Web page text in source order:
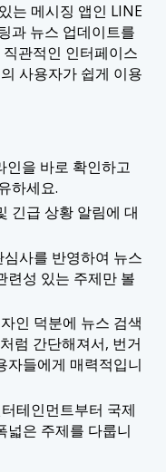
는 메시징 앱인 LINE
과 뉴스 업데이트를
관적인 인터페이스
사용자가 쉽게 이용
인을 바로 확인하고
하세요.
긴급 상황 알림에 대
사를 반영하여 뉴스
련성 있는 주제만 볼
인 덕분에 뉴스 검색
럼 간단해져서, 번거
자들에게 매력적입니
테인먼트부터 국제
넓은 주제를 다룹니